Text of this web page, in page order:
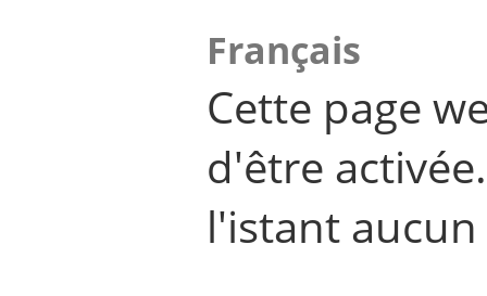
Français
Cette page
d'être
l'istant